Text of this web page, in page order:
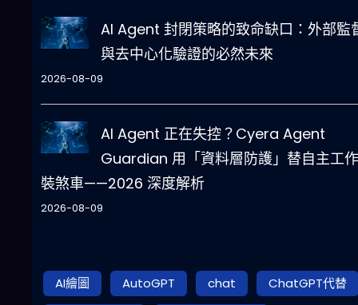
AI Agent 封閉策略的致命缺口：外部監
與去中心化驗證的必然未來
2026-08-09
AI Agent 正在失控？Cyera Agent
Guardian 用「資料層防護」替自主工
裝煞車——2026 深度解析
2026-08-09
AI繪圖 AutoGPT chat
ChatGPT代替